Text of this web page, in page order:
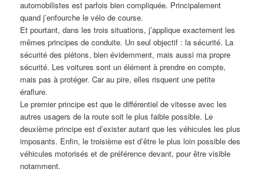
automobilistes est parfois bien compliquée. Principalement
quand j’enfourche le vélo de course.
Et pourtant, dans les trois situations, j’applique exactement les
mêmes principes de conduite. Un seul objectif : la sécurité. La
sécurité des piétons, bien évidemment, mais aussi ma propre
sécurité. Les voitures sont un élément à prendre en compte,
mais pas à protéger. Car au pire, elles risquent une petite
éraflure.
Le premier principe est que le différentiel de vitesse avec les
autres usagers de la route soit le plus faible possible. Le
deuxième principe est d’exister autant que les véhicules les plus
imposants. Enfin, le troisième est d’être le plus loin possible des
véhicules motorisés et de préférence devant, pour être visible
notamment.